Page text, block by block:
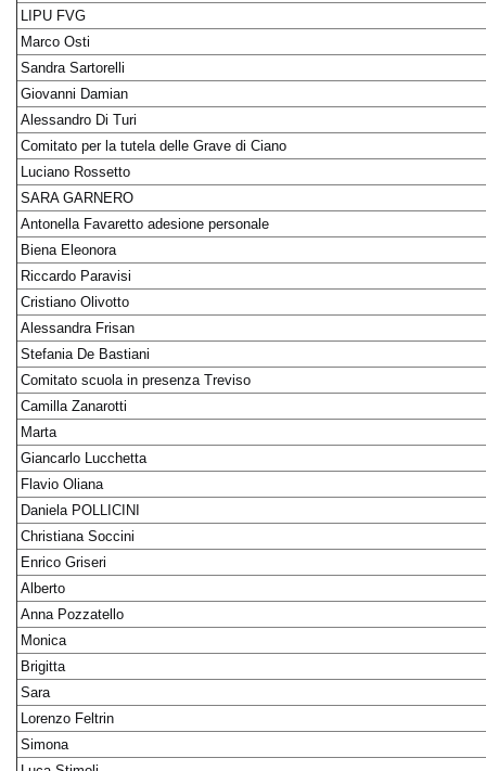
LIPU FVG
Marco Osti
Sandra Sartorelli
Giovanni Damian
Alessandro Di Turi
Comitato per la tutela delle Grave di Ciano
Luciano Rossetto
SARA GARNERO
Antonella Favaretto adesione personale
Biena Eleonora
Riccardo Paravisi
Cristiano Olivotto
Alessandra Frisan
Stefania De Bastiani
Comitato scuola in presenza Treviso
Camilla Zanarotti
Marta
Giancarlo Lucchetta
Flavio Oliana
Daniela POLLICINI
Christiana Soccini
Enrico Griseri
Alberto
Anna Pozzatello
Monica
Brigitta
Sara
Lorenzo Feltrin
Simona